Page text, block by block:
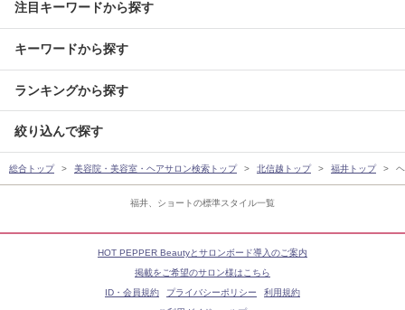
福井、ショートの標準スタイル一覧
注目キーワードから探す
キーワードから探す
ランキングから探す
絞り込んで探す
総合トップ 美容院・美容室・ヘアサロン検索トップ 北信越トップ 福井トップ
HOT PEPPER Beautyとサロンボード導入のご案内
掲載をご希望のサロン様はこちら
ID・会員規約
プライバシーポリシー
利用規約